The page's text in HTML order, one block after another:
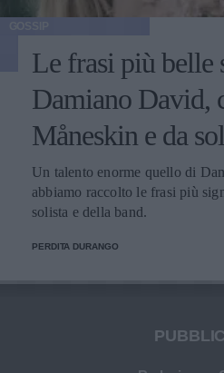
Le frasi più belle
Damiano David,
Måneskin e da
Un talento enorme quello di
abbiamo raccolto le frasi più
solista e della band.
PERDITA DURANGO